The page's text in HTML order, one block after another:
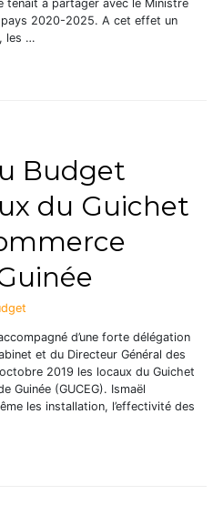
tenait à partager avec le Ministre
2020-2025. A cet effet un
les …
Budget
du Guichet
d’une forte délégation
et du Directeur Général des
2019 les locaux du Guichet
Guinée (GUCEG). Ismaël
les installation, l’effectivité des